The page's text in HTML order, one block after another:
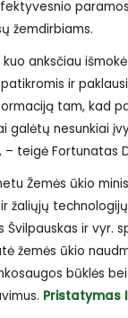
žemdirbiams.
kuo anksčiau
ir
tam, kad
galėtų nesunkiai
– teigė Fortunatas
Žemės ūkio
žaliųjų
Švilpauskas ir vyr.
žemės ūkio
būklės
Pristatymas I